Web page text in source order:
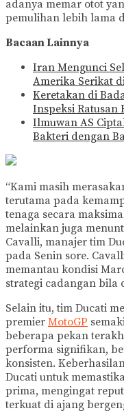
adanya memar otot
pemulihan lebih lama
Bacaan Lainnya
Iran Mengunci
Amerika Serikat
Keretakan di
Inspeksi Ratusan
Ilmuwan AS
Bakteri dengan
“Kami masih
terutama pada
tenaga secara
melainkan juga
Cavalli, manajer tim
pada Senin sore.
memantau kondisi
strategi cadangan bila
Selain itu, tim Ducati
premier MotoGP
beberapa pekan
performa signifikan,
konsisten.
Ducati untuk
prima, mengingat
terkuat di ajang